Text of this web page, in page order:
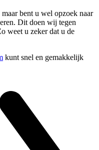
bent u wel opzoek naar
Dit doen wij tegen
weet u zeker dat u de
kunt snel en gemakkelijk